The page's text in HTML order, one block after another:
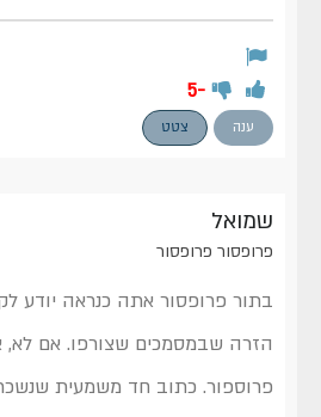
-5
ענה צטט
שמואל
פרופסור פרופסור
בתור פרופסור אתה כנראה יודע
הזרה שבמסמכים שצורפו. אם לא,